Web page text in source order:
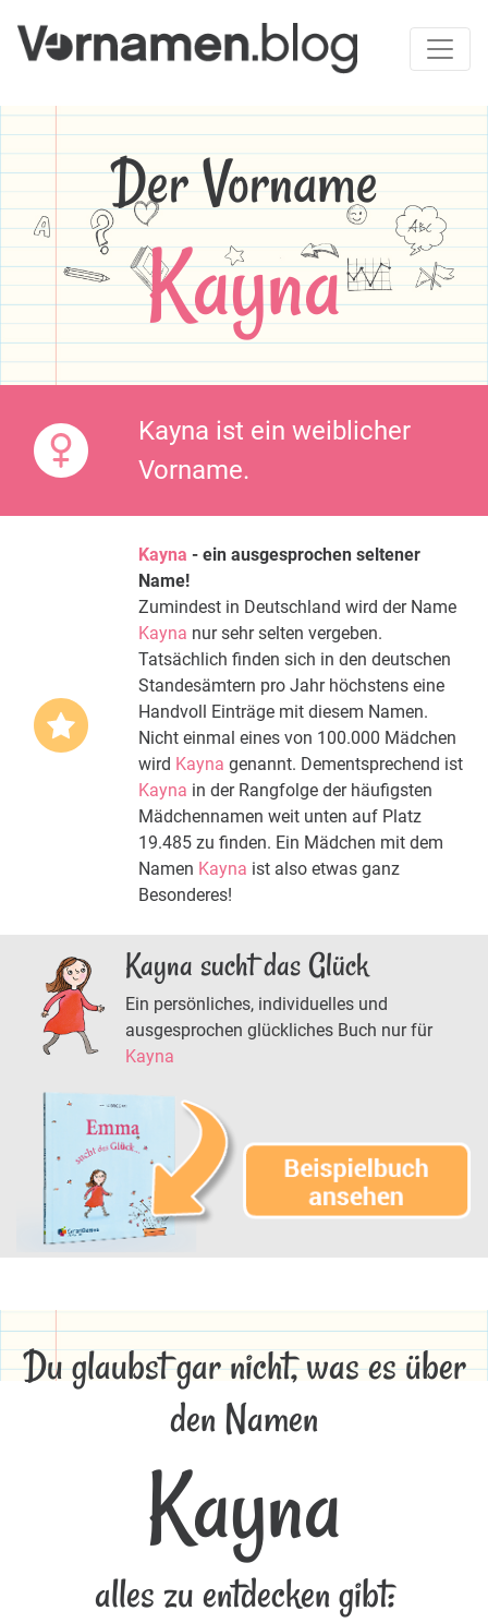
Der Vorname
Kayna
Kayna ist ein weiblicher
Vorname.
Kayna - ein ausgesprochen seltener
Name!
Zumindest in Deutschland wird der Name
Kayna nur sehr selten vergeben.
Tatsächlich finden sich in den deutschen
Standesämtern pro Jahr höchstens eine
Handvoll Einträge mit diesem Namen.
Nicht einmal eines von 100.000 Mädchen
wird Kayna genannt. Dementsprechend ist
Kayna in der Rangfolge der häufigsten
Mädchennamen weit unten auf Platz
19.485 zu finden. Ein Mädchen mit dem
Namen Kayna ist also etwas ganz
Besonderes!
Kayna sucht das Glück
Ein persönliches, individuelles und
ausgesprochen glückliches Buch nur für
Kayna
Du glaubst gar nicht, was es über
den Namen
Kayna
alles zu entdecken gibt: